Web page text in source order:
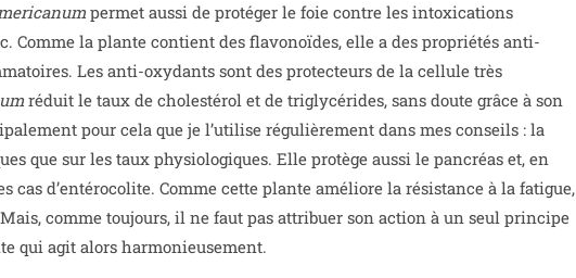
permet aussi de protéger le foie contre les intoxications
Comme la plante contient des flavonoïdes, elle a des propriétés anti-
Les anti-oxydants sont des protecteurs de la cellule très
réduit le taux de cholestérol et de triglycérides, sans doute grâce à son
pour cela que je l’utilise régulièrement dans mes conseils : la
que sur les taux physiologiques. Elle protège aussi le pancréas et, en
cas d’entérocolite. Comme cette plante améliore la résistance à la fatigue,
comme toujours, il ne faut pas attribuer son action à un seul principe
qui agit alors harmonieusement.